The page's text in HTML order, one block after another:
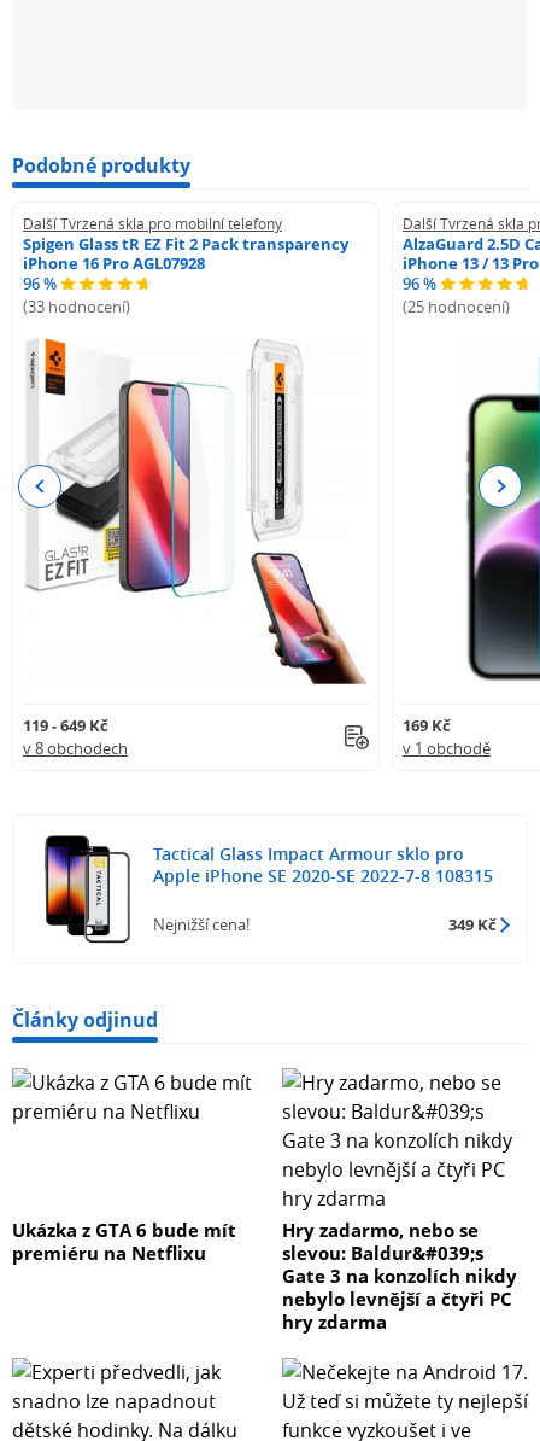
Podobné produkty
Další Tvrzená skla pro mobilní telefony
Spigen Glass tR EZ Fit 2 Pack transparency
iPhone 16 Pro AGL07928
96 %
(33 hodnocení)
119 - 649 Kč
v 8 obchodech
Další Tvrzená skla
AlzaGuard 2.5D
iPhone 13 / 13 Pro
96 %
(25 hodnocení)
169 Kč
v 1 obchodě
Previous Next
Tactical Glass Impact Armour sklo pro
Apple iPhone SE 2020-SE 2022-7-8 108315
Nejnižší cena! 349 Kč
Články odjinud
Ukázka z GTA 6 bude mít
premiéru na Netflixu
Hry zadarmo, nebo se
slevou: Baldur&#039;s
Gate 3 na konzolích nikdy
nebylo levnější a čtyři PC
hry zdarma